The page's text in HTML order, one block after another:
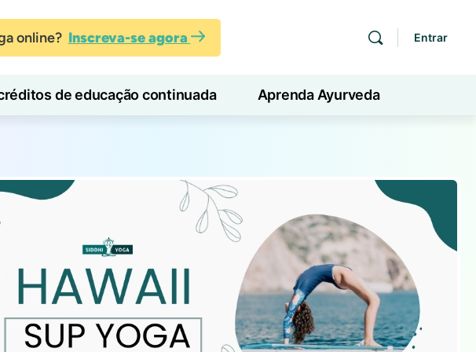
online? Inscreva-se agora Entrar
de educação continuada Aprenda Ayurveda